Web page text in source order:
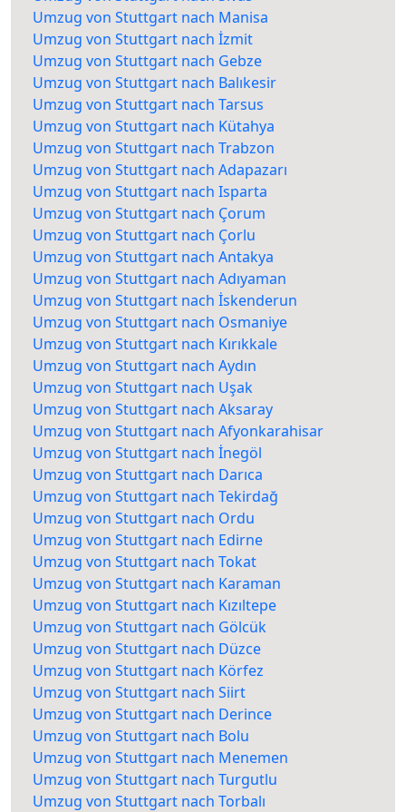
Umzug von Stuttgart nach Manisa
Umzug von Stuttgart nach İzmit
Umzug von Stuttgart nach Gebze
Umzug von Stuttgart nach Balıkesir
Umzug von Stuttgart nach Tarsus
Umzug von Stuttgart nach Kütahya
Umzug von Stuttgart nach Trabzon
Umzug von Stuttgart nach Adapazarı
Umzug von Stuttgart nach Isparta
Umzug von Stuttgart nach Çorum
Umzug von Stuttgart nach Çorlu
Umzug von Stuttgart nach Antakya
Umzug von Stuttgart nach Adıyaman
Umzug von Stuttgart nach İskenderun
Umzug von Stuttgart nach Osmaniye
Umzug von Stuttgart nach Kırıkkale
Umzug von Stuttgart nach Aydın
Umzug von Stuttgart nach Uşak
Umzug von Stuttgart nach Aksaray
Umzug von Stuttgart nach Afyonkarahisar
Umzug von Stuttgart nach İnegöl
Umzug von Stuttgart nach Darıca
Umzug von Stuttgart nach Tekirdağ
Umzug von Stuttgart nach Ordu
Umzug von Stuttgart nach Edirne
Umzug von Stuttgart nach Tokat
Umzug von Stuttgart nach Karaman
Umzug von Stuttgart nach Kızıltepe
Umzug von Stuttgart nach Gölcük
Umzug von Stuttgart nach Düzce
Umzug von Stuttgart nach Körfez
Umzug von Stuttgart nach Siirt
Umzug von Stuttgart nach Derince
Umzug von Stuttgart nach Bolu
Umzug von Stuttgart nach Menemen
Umzug von Stuttgart nach Turgutlu
Umzug von Stuttgart nach Torbalı